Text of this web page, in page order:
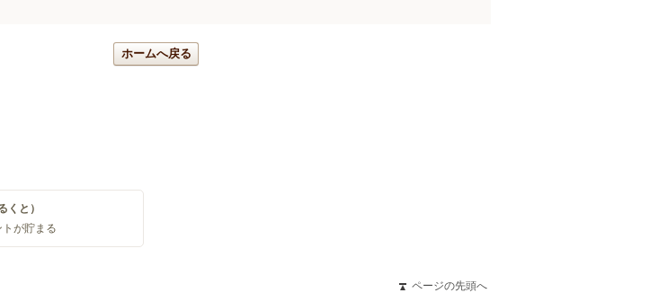
ホームへ戻る
くと）
が貯まる
ページの先頭へ